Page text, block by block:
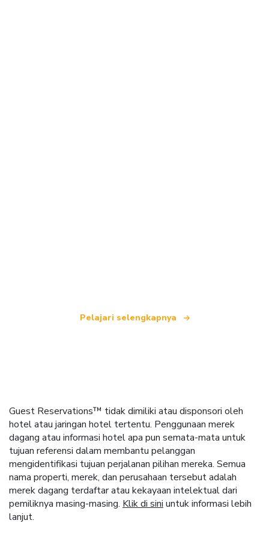
Pelajari selengkapnya
Guest Reservations™ tidak dimiliki atau disponsori oleh
hotel atau jaringan hotel tertentu. Penggunaan merek
dagang atau informasi hotel apa pun semata-mata untuk
tujuan referensi dalam membantu pelanggan
mengidentifikasi tujuan perjalanan pilihan mereka. Semua
nama properti, merek, dan perusahaan tersebut adalah
merek dagang terdaftar atau kekayaan intelektual dari
pemiliknya masing-masing. Klik di sini untuk informasi lebih
lanjut.